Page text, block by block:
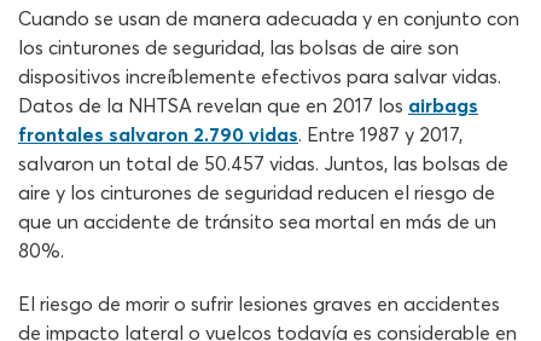
Cuando se usan de manera adecuada y en conjunto con
los cinturones de seguridad, las bolsas de aire son
dispositivos increíblemente efectivos para salvar vidas.
Datos de la NHTSA revelan que en 2017 los airbags
frontales salvaron 2.790 vidas. Entre 1987 y 2017,
salvaron un total de 50.457 vidas. Juntos, las bolsas de
aire y los cinturones de seguridad reducen el riesgo de
que un accidente de tránsito sea mortal en más de un
80%.
El riesgo de morir o sufrir lesiones graves en accidentes
de impacto lateral o vuelcos todavía es considerable en